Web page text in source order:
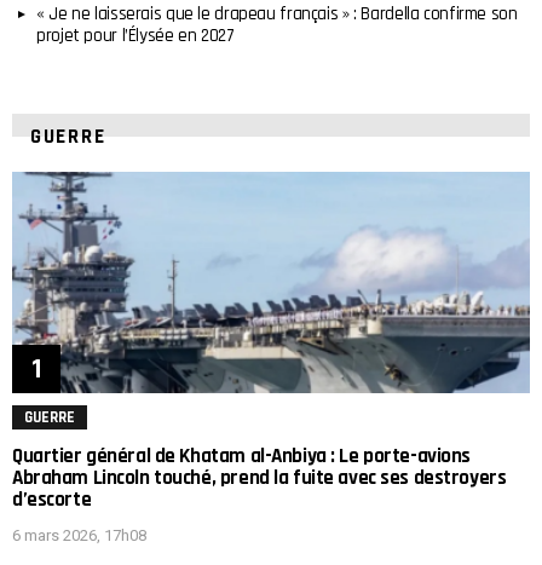
« Je ne laisserais que le drapeau français » : Bardella confirme son
projet pour l’Élysée en 2027
GUERRE
GUERRE
Quartier général de Khatam al-Anbiya : Le porte-avions
Abraham Lincoln touché, prend la fuite avec ses destroyers
d’escorte
6 mars 2026, 17h08